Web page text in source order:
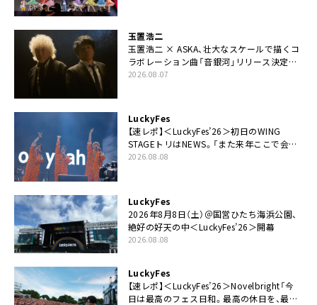
玉置浩二
玉置浩二 × ASKA、壮大なスケールで描くコ
ラボレーション曲「音銀河」リリース決定。
カップリングには新曲「命の宿り」収録も
2026.08.07
LuckyFes
【速レポ】＜LuckyFes’26＞初日のWING
STAGEトリはNEWS。「また来年ここで会い
ましょう！」
2026.08.08
LuckyFes
2026年8月8日（土）＠国営ひたち海浜公園、
絶好の好天の中＜LuckyFes’26＞開幕
2026.08.08
LuckyFes
【速レポ】＜LuckyFes’26＞Novelbright「今
日は最高のフェス日和。最高の休日を、最高